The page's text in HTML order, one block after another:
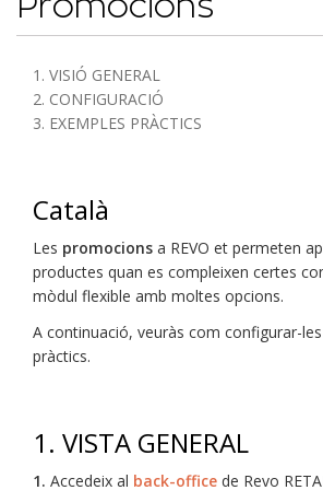
1. VISIÓ GENERAL
2. CONFIGURACIÓ
3. EXEMPLES PRÀCTICS
Català
Les promocions a REVO et permeten
productes quan es compleixen certes
mòdul flexible amb moltes opcions.
A continuació, veuràs com configurar-
pràctics.
1. VISTA GENERAL
1. Accedeix al back-office de Revo